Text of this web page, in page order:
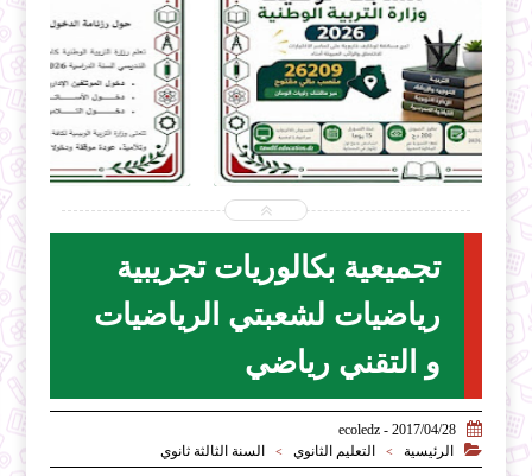
2026-07-28
ecoledz.net
تجميعية بكالوريات تجريبية
رياضيات لشعبتي الرياضيات
و التقني رياضي

2017/04/28 - ecoledz

الرئيسية > التعليم الثانوي > السنة الثالثة ثانوي